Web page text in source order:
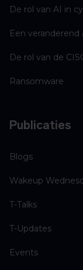
De rol van AI in
Een veranderend
De rol van de
Ransomware
Publicaties
Blogs
Wakeup
T-Talks
T-Updates
Events